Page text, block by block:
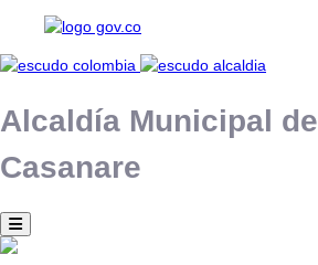
Alcaldía Municipal de
Casanare